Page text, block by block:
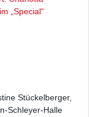
„Special“
Stückelberger,
Schleyer-Halle